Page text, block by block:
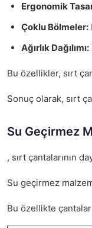
Ergonomik
Çoklu Bölmeler:
Ağırlık Dağılımı:
Bu özellikler, sırt
Sonuç olarak, sırt
Su Geçirmez
, sırt çantalarının
Su geçirmez
Bu özellikte